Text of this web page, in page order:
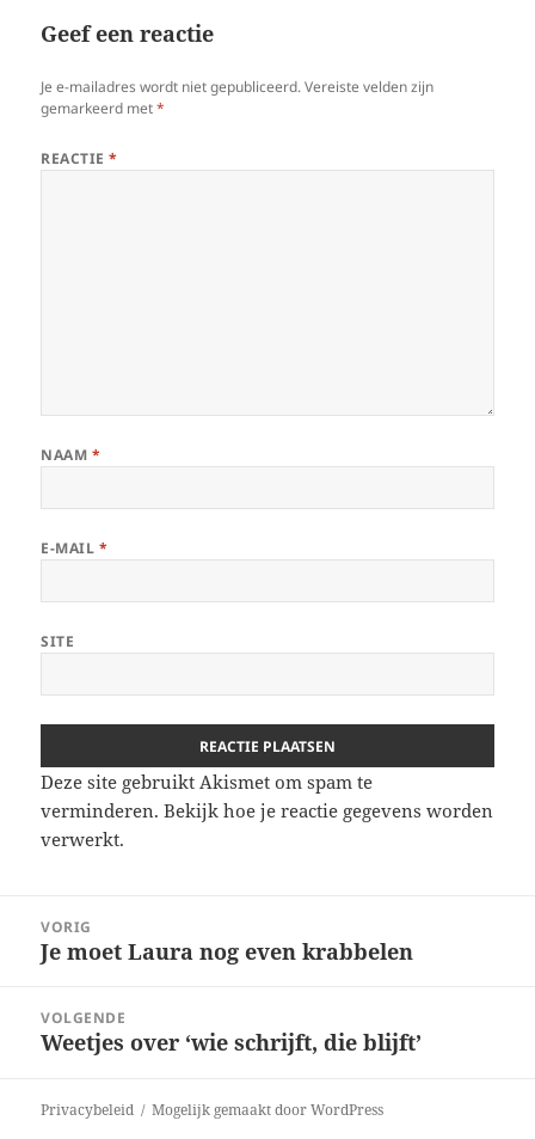
Geef een reactie
Je e-mailadres wordt niet gepubliceerd. Vereiste velden zijn
gemarkeerd met*
REACTIE*
NAAM *
E-MAIL *
SITE
Deze site gebruikt Akismet om spam te
verminderen.Bekijk hoe je reactie gegevens worden
verwerkt.
VORIG
Vorig
Je moet Laura nog even krabbelen
VOLGENDE
Volgend
Weetjes over ‘wie schrijft, die blijft’
Privacybeleid Mogelijk gemaakt door WordPress